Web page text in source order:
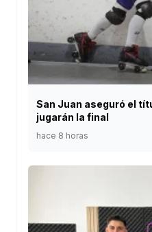
San Juan aseguró el
jugarán la final
hace 8 horas